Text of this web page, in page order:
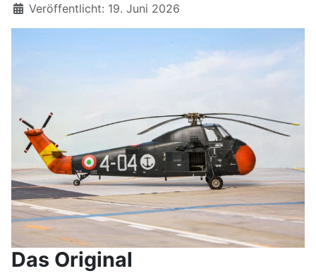
Details
Veröffentlicht: 19. Juni 2026
Das Original